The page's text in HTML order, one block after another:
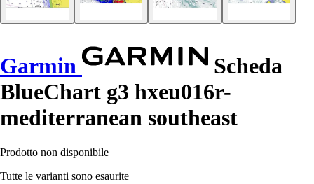
Garmin
Scheda
BlueChart g3 hxeu016r-
mediterranean southeast
Prodotto non disponibile
Tutte le varianti sono esaurite